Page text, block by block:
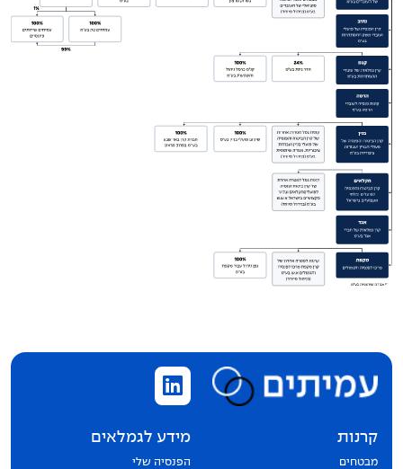
הצבעות באסיפות
מדיניות תגמול מנהלי השקעות
גורמים קשורים
מקפת קופת גמל
קרנות
מבטחים
מידע לגמלאים
הפנסיה שלי